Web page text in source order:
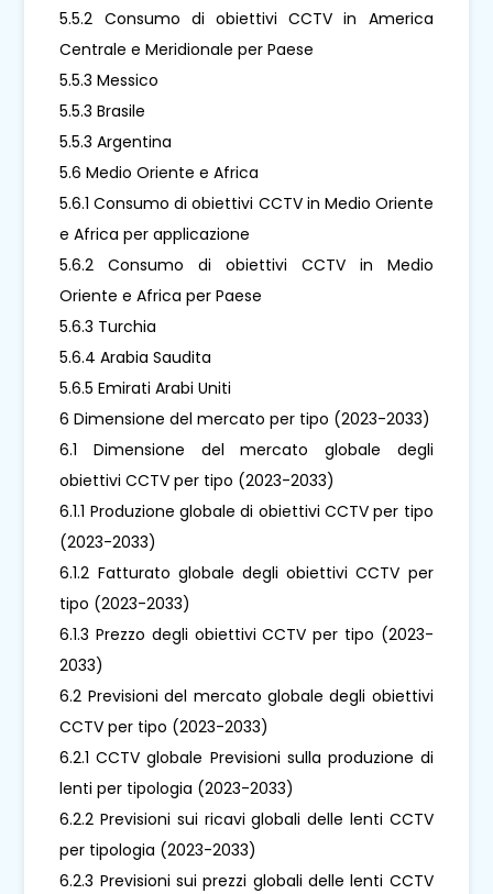
5.5.2 Consumo di obiettivi CCTV in America
Centrale e Meridionale per Paese
5.5.3 Messico
5.5.3 Brasile
5.5.3 Argentina
5.6 Medio Oriente e Africa
5.6.1 Consumo di obiettivi CCTV in Medio Oriente
e Africa per applicazione
5.6.2 Consumo di obiettivi CCTV in Medio
Oriente e Africa per Paese
5.6.3 Turchia
5.6.4 Arabia Saudita
5.6.5 Emirati Arabi Uniti
6 Dimensione del mercato per tipo (2023-2033)
6.1 Dimensione del mercato globale degli
obiettivi CCTV per tipo (2023-2033)
6.1.1 Produzione globale di obiettivi CCTV per tipo
(2023-2033)
6.1.2 Fatturato globale degli obiettivi CCTV per
tipo (2023-2033)
6.1.3 Prezzo degli obiettivi CCTV per tipo (2023-
2033)
6.2 Previsioni del mercato globale degli obiettivi
CCTV per tipo (2023-2033)
6.2.1 CCTV globale Previsioni sulla produzione di
lenti per tipologia (2023-2033)
6.2.2 Previsioni sui ricavi globali delle lenti CCTV
per tipologia (2023-2033)
6.2.3 Previsioni sui prezzi globali delle lenti CCTV